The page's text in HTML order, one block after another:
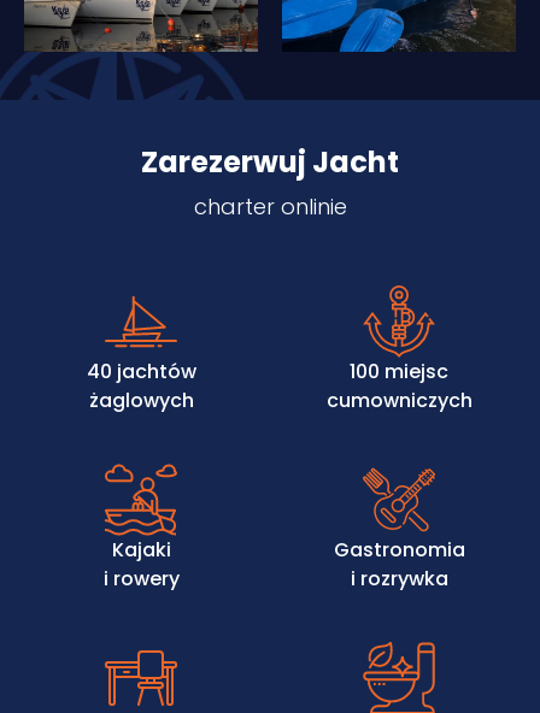
Zarezerwuj Jacht
charter onlinie
40 jachtów
żaglowych
100 miejsc
cumowniczych
Kajaki
i rowery
Gastronomia
i rozrywka